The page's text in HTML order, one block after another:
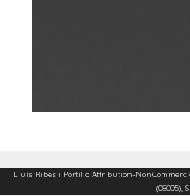
Lluís Ribes i Portillo Attribution-
(08005),